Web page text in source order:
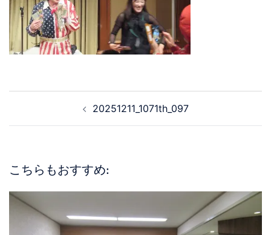
20251211_1071th_097
こちらもおすすめ: